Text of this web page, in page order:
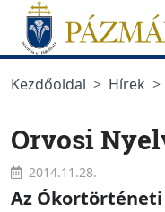
Ugrás a menüre
Ugrás a tartalomra
Kezdőoldal
Hírek
Orvosi
2014.11.28.
Az Ókortörténeti